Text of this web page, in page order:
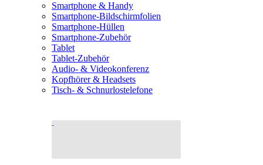
Smartphone & Handy
Smartphone-Bildschirmfolien
Smartphone-Hüllen
Smartphone-Zubehör
Tablet
Tablet-Zubehör
Audio- & Videokonferenz
Kopfhörer & Headsets
Tisch- & Schnurlostelefone